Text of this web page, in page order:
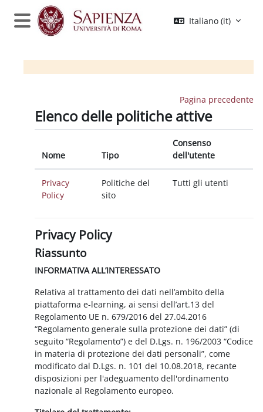
Vai al contenuto principale
Pannello laterale
Italiano ‎(it)‎
Pagina precedente
Elenco delle politiche attive
Nome Tipo
Consenso
dell'utente
Privacy
Policy
Politiche del
sito
Tutti gli utenti
Privacy Policy
Riassunto
INFORMATIVA ALL’INTERESSATO
Relativa al trattamento dei dati nell’ambito della
piattaforma e-learning, ai sensi dell’art.13 del
Regolamento UE n. 679/2016 del 27.04.2016
“Regolamento generale sulla protezione dei dati” (di
seguito “Regolamento”) e del D.Lgs. n. 196/2003 “Codice
in materia di protezione dei dati personali”, come
modificato dal D.Lgs. n. 101 del 10.08.2018, recante
disposizioni per l'adeguamento dell'ordinamento
nazionale al Regolamento europeo.